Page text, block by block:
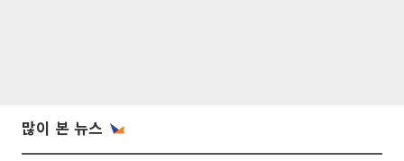
많이 본 뉴스